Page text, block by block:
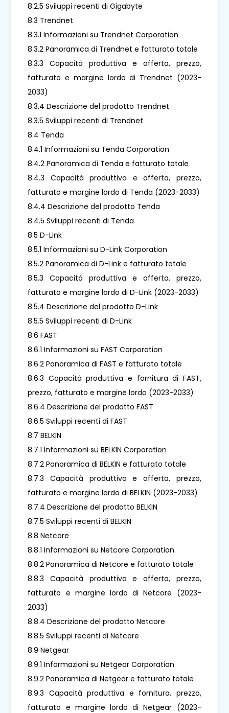
8.2.5 Sviluppi recenti di Gigabyte
8.3 Trendnet
8.3.1 Informazioni su Trendnet Corporation
8.3.2 Panoramica di Trendnet e fatturato totale
8.3.3 Capacità produttiva e offerta, prezzo,
fatturato e margine lordo di Trendnet (2023-
2033)
8.3.4 Descrizione del prodotto Trendnet
8.3.5 Sviluppi recenti di Trendnet
8.4 Tenda
8.4.1 Informazioni su Tenda Corporation
8.4.2 Panoramica di Tenda e fatturato totale
8.4.3 Capacità produttiva e offerta, prezzo,
fatturato e margine lordo di Tenda (2023-2033)
8.4.4 Descrizione del prodotto Tenda
8.4.5 Sviluppi recenti di Tenda
8.5 D-Link
8.5.1 Informazioni su D-Link Corporation
8.5.2 Panoramica di D-Link e fatturato totale
8.5.3 Capacità produttiva e offerta, prezzo,
fatturato e margine lordo di D-Link (2023-2033)
8.5.4 Descrizione del prodotto D-Link
8.5.5 Sviluppi recenti di D-Link
8.6 FAST
8.6.1 Informazioni su FAST Corporation
8.6.2 Panoramica di FAST e fatturato totale
8.6.3 Capacità produttiva e fornitura di FAST,
prezzo, fatturato e margine lordo (2023-2033)
8.6.4 Descrizione del prodotto FAST
8.6.5 Sviluppi recenti di FAST
8.7 BELKIN
8.7.1 Informazioni su BELKIN Corporation
8.7.2 Panoramica di BELKIN e fatturato totale
8.7.3 Capacità produttiva e offerta, prezzo,
fatturato e margine lordo di BELKIN (2023-2033)
8.7.4 Descrizione del prodotto BELKIN
8.7.5 Sviluppi recenti di BELKIN
8.8 Netcore
8.8.1 Informazioni su Netcore Corporation
8.8.2 Panoramica di Netcore e fatturato totale
8.8.3 Capacità produttiva e offerta, prezzo,
fatturato e margine lordo di Netcore (2023-
2033)
8.8.4 Descrizione del prodotto Netcore
8.8.5 Sviluppi recenti di Netcore
8.9 Netgear
8.9.1 Informazioni su Netgear Corporation
8.9.2 Panoramica di Netgear e fatturato totale
8.9.3 Capacità produttiva e fornitura, prezzo,
fatturato e margine lordo di Netgear (2023-